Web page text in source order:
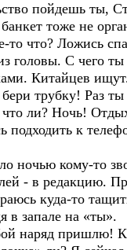
пойдешь ты,
тоже не
то что? Ложись
головы. С чего
Китайцев
бери трубку! Раз
ли? Ночь!
подходить к
ночью кому-то
- в редакцию.
куда-то
в запале на «ты».
наряд пришлю!